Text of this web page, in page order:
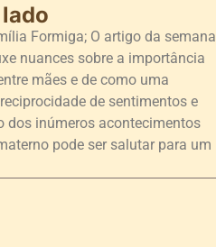
Formiga; O artigo da semana
nuances sobre a importância
mães e de como uma
de sentimentos e
dos inúmeros acontecimentos
pode ser salutar para um